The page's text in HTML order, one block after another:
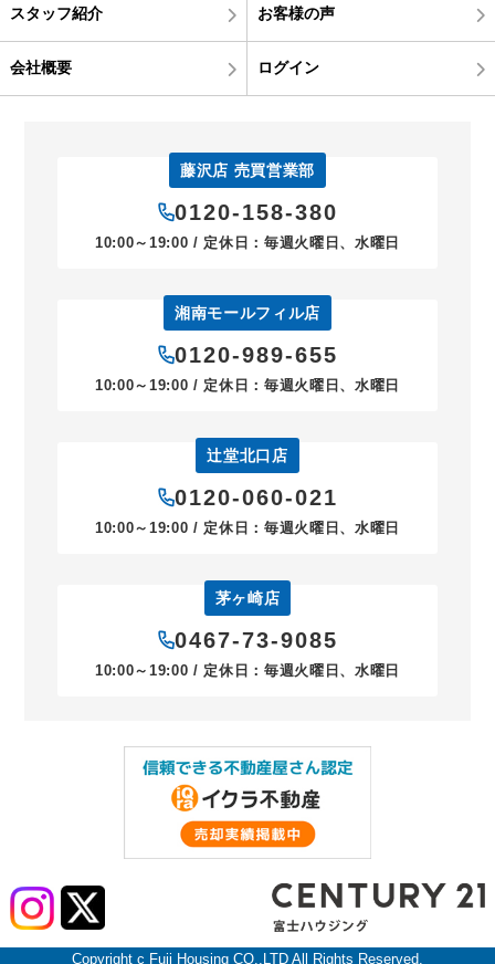
スタッフ紹介 お客様の声
会社概要 ログイン
藤沢店 売買営業部
0120-158-380
10:00～19:00 / 定休日：毎週火曜日、水曜日
湘南モールフィル店
0120-989-655
10:00～19:00 / 定休日：毎週火曜日、水曜日
辻堂北口店
0120-060-021
10:00～19:00 / 定休日：毎週火曜日、水曜日
茅ヶ崎店
0467-73-9085
10:00～19:00 / 定休日：毎週火曜日、水曜日
Copyright c Fuji Housing CO.,LTD All Rights Reserved.